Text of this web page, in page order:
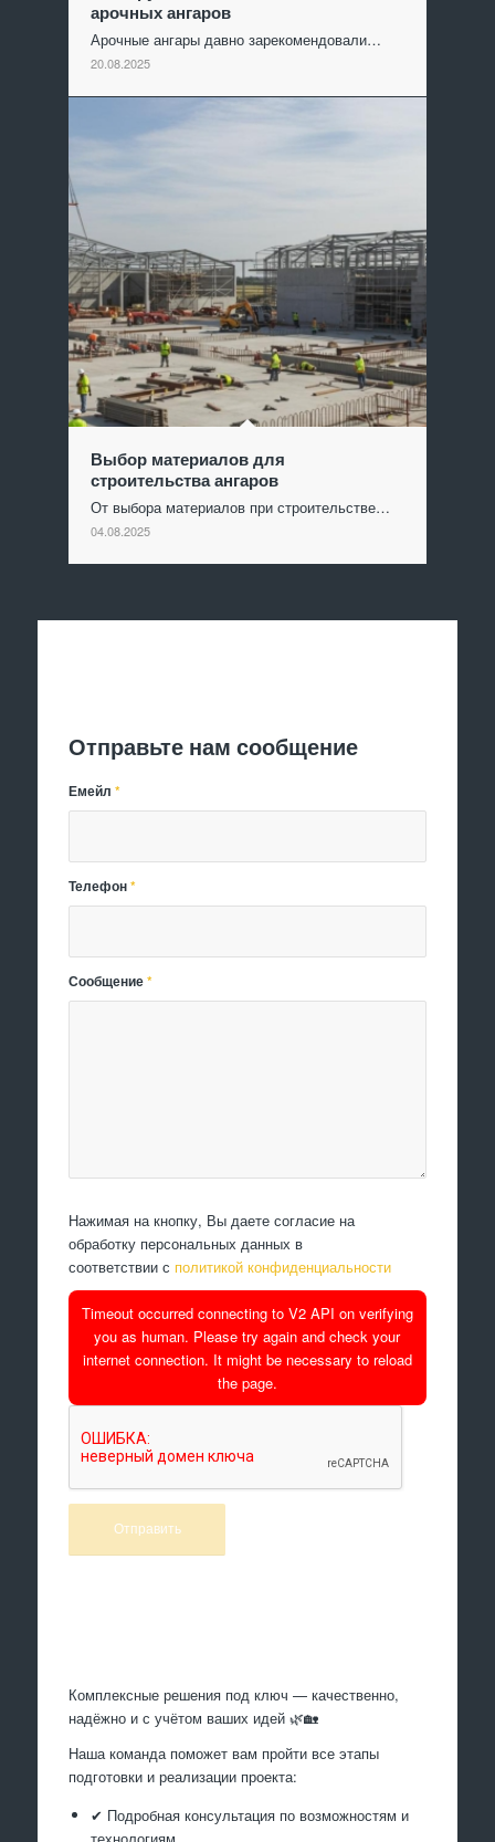
арочных ангаров
Арочные ангары давно зарекомендовали…
20.08.2025
Выбор материалов для
строительства ангаров
От выбора материалов при строительстве…
04.08.2025
Отправьте нам сообщение
Емейл*
Телефон*
Сообщение*
Нажимая на кнопку, Вы даете согласие на
обработку персональных данных в
соответствии с политикой конфиденциальности
Timeout occurred connecting to V2 API on verifying
you as human. Please try again and check your
internet connection. It might be necessary to reload
the page.
Комплексные решения под ключ — качественно,
надёжно и с учётом ваших идей 🌿🏡
Наша команда поможет вам пройти все этапы
подготовки и реализации проекта:
✔ Подробная консультация по возможностям и